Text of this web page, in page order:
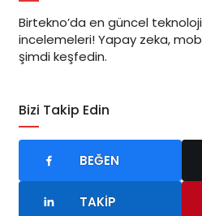
Birtekno’da en güncel
incelemeleri! Yapay zeka,
şimdi keşfedin.
Bizi Takip Edin
BEĞEN
TAKIP